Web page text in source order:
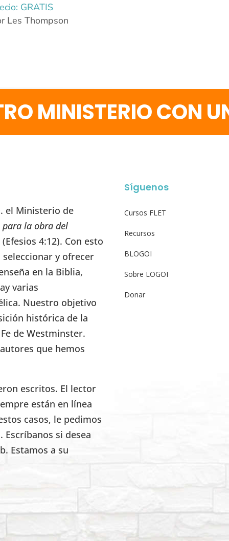
GRATIS
Les Thompson
MINISTERIO CON
el Ministerio de
la obra del
(Efesios 4:12). Con esto
y ofrecer
en la Biblia,
varias
Nuestro objetivo
histórica de la
de Westminster.
que hemos
escritos. El lector
están en línea
casos, le pedimos
si desea
Estamos a su
Síguenos
Cursos FLET
Recursos
BLOGOI
Sobre LOGOI
Donar